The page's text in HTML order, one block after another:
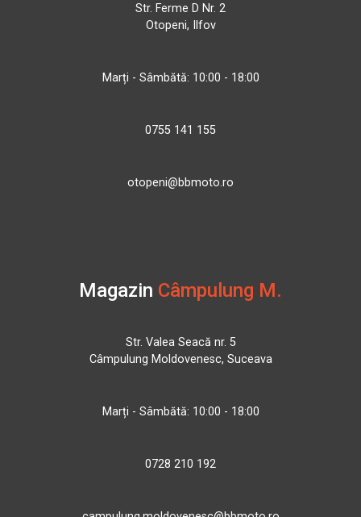
Str. Ferme D Nr. 2
Otopeni, Ilfov
Marți - Sâmbătă: 10:00 - 18:00
0755 141 155
otopeni@bbmoto.ro
Magazin Câmpulung M.
Str. Valea Seacă nr. 5
Câmpulung Moldovenesc, Suceava
Marți - Sâmbătă: 10:00 - 18:00
0728 210 192